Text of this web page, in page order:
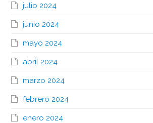
julio 2024
junio 2024
mayo 2024
abril 2024
marzo 2024
febrero 2024
enero 2024